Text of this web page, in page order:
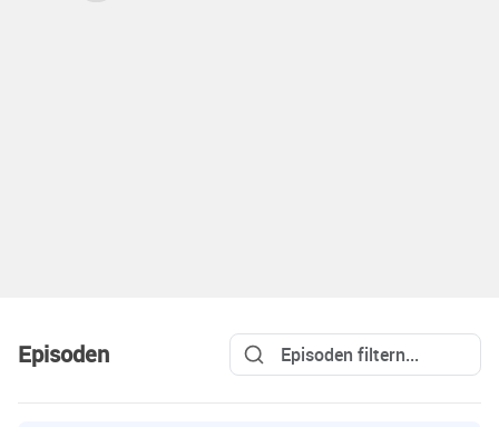
Episoden